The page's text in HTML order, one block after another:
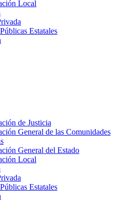
Local
Estatales
de Justicia
General de las Comunidades
General del Estado
Local
Estatales